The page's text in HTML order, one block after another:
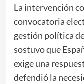
La intervención
convocatoria
gestión política
sostuvo que
exige una
defendió la